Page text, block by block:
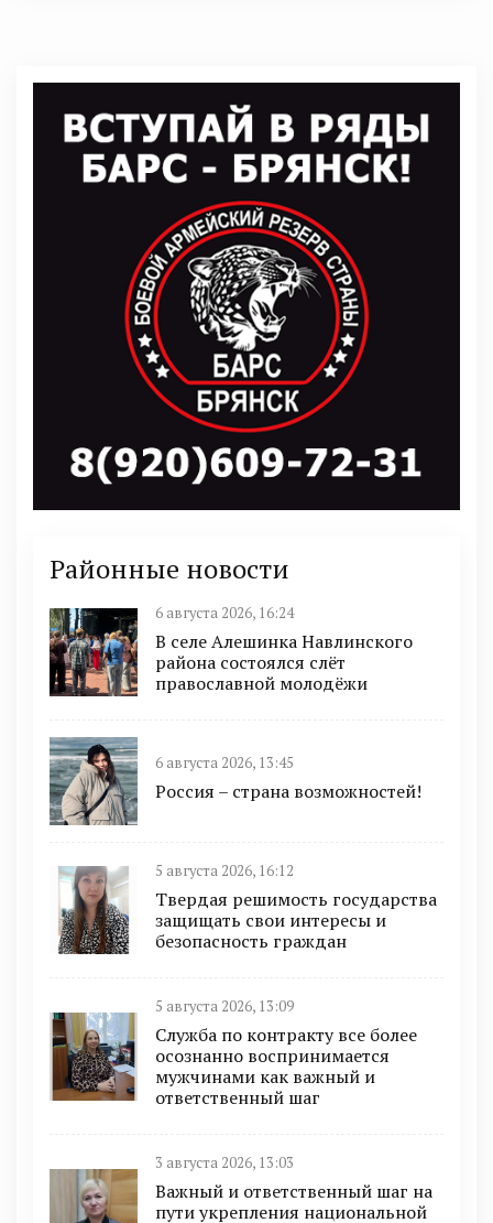
Районные новости
6 августа 2026, 16:24
В селе Алешинка Навлинского
района состоялся слёт
православной молодёжи
6 августа 2026, 13:45
Россия – страна возможностей!
5 августа 2026, 16:12
Твердая решимость государства
защищать свои интересы и
безопасность граждан
5 августа 2026, 13:09
Служба по контракту все более
осознанно воспринимается
мужчинами как важный и
ответственный шаг
3 августа 2026, 13:03
Важный и ответственный шаг на
пути укрепления национальной